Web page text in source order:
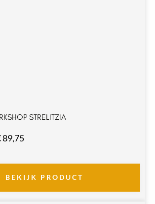
STRELITZIA
89,75Prijsklasse:
tot
€ 89,75
BEKIJK PRODUCT